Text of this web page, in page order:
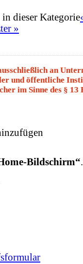
in dieser Kategorie
»
an
und öffentliche
im Sinne des § 13
Bildschirm“.